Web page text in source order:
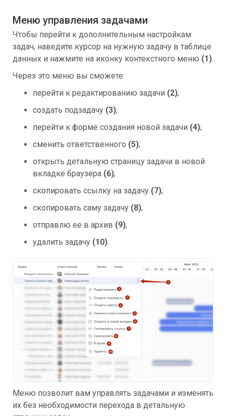
Меню управления задачами
Чтобы перейти к дополнительным настройкам
задач, наведите курсор на нужную задачу в таблице
данных и нажмите на иконку контекстного меню (1).
Через это меню вы сможете:
перейти к редактированию задачи (2);
создать подзадачу (3);
перейти к форме создания новой задачи (4);
сменить ответственного (5);
открыть детальную страницу задачи в новой
вкладке браузера (6);
скопировать ссылку на задачу (7);
скопировать саму задачу (8);
отправлю ее в архив (9);
удалить задачу (10).
Меню позволит вам управлять задачами и изменять
их без необходимости перехода в детальную